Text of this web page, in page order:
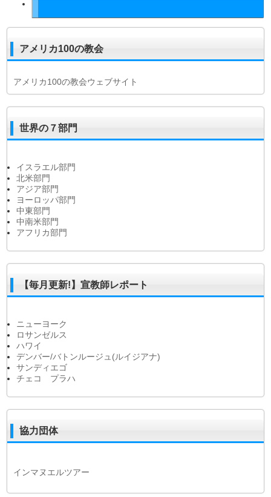
アメリカ100の教会
アメリカ100の教会ウェブサイト
世界の７部門
イスラエル部門
北米部門
アジア部門
ヨーロッパ部門
中東部門
中南米部門
アフリカ部門
【毎月更新!】宣教師レポート
ニューヨーク
ロサンゼルス
ハワイ
デンバー/バトンルージュ(ルイジアナ)
サンディエゴ
チェコ プラハ
協力団体
インマヌエルツアー